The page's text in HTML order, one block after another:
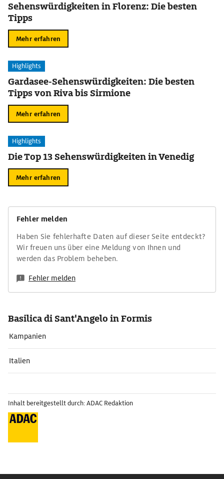
Sehenswürdigkeiten in Florenz: Die besten
Tipps
Mehr erfahren
Highlights
Gardasee-Sehenswürdigkeiten: Die besten
Tipps von Riva bis Sirmione
Mehr erfahren
Highlights
Die Top 13 Sehenswürdigkeiten in Venedig
Mehr erfahren
Fehler melden
Haben Sie fehlerhafte Daten auf dieser Seite entdeckt?
Wir freuen uns über eine Meldung von Ihnen und
werden das Problem beheben.
Fehler melden
Basilica di Sant'Angelo in Formis
Kampanien
Italien
Inhalt bereitgestellt durch: ADAC Redaktion